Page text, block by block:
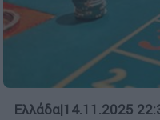
Ελλάδα|14.11.2025